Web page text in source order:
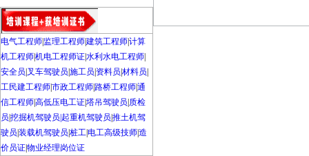
电气工程师 监理工程师建筑工程师计算
机工程师机电工程师证水利水电工程师
安全员 叉车驾驶员 施工员 资料员 材料员
工民建工程师市政工程师路桥工程师通
信工程师高低压电工证塔吊驾驶员 质检
员 挖掘机驾驶员|起重机驾驶员 推土机驾
驶员 装载机驾驶员 桩工电工高级技师造
价员证物业经理岗位证